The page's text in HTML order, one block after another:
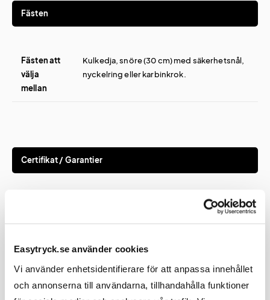
Easytryck.se använder cookies
Vi använder enhetsidentifierare för att anpassa innehållet
och annonserna till användarna, tillhandahålla funktioner
Fästen
Fästen att
välja
mellan
Kulkedja, snöre (30 cm) med säkerhetsnål,
nyckelring eller karbinkrok.
Certifikat / Garantier